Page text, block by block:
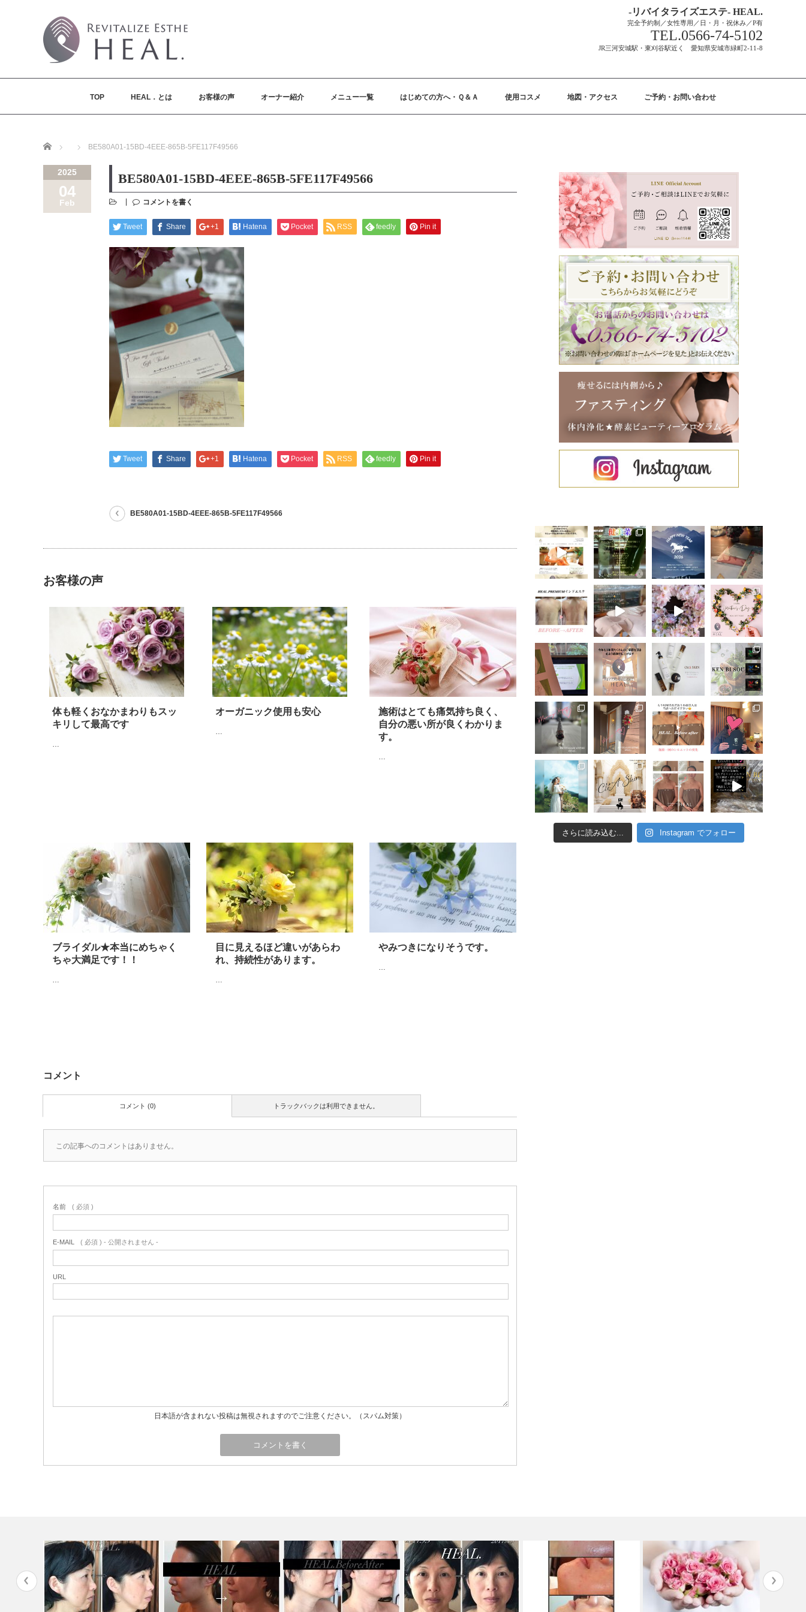
-リバイタライズエステ- HEAL.
完全予約制／女性専用／日・月・祝休み／P有
TEL.0566-74-5102
JR三河安城駅・東刈谷駅近く 愛知県安城市緑町2-11-8
TOP HEAL．とは お客様の声 オーナー紹介 メニュー一覧 はじめての方へ・Ｑ＆Ａ 使用コスメ 地図・アクセス ご予約・お問い合わせ
Home BE580A01-15BD-4EEE-865B-5FE117F49566
2025
04
Feb
BE580A01-15BD-4EEE-865B-5FE117F49566
コメントを書く
Tweet Share +1 Hatena Pocket RSS feedly Pin it
Tweet Share +1 Hatena Pocket RSS feedly Pin it
BE580A01-15BD-4EEE-865B-5FE117F49566
お客様の声
体も軽くおなかまわりもスッ
キリして最高です
…
オーガニック使用も安心
…
施術はとても痛気持ち良く、
自分の悪い所が良くわかりま
す。
…
ブライダル★本当にめちゃく
ちゃ大満足です！！
…
目に見えるほど違いがあらわ
れ、持続性があります。
…
やみつきになりそうです。
…
コメント
トラックバックは利用できません。
コメント (0)
この記事へのコメントはありません。
名前 ( 必須 )
E-MAIL ( 必須 ) - 公開されません -
URL
日本語が含まれない投稿は無視されますのでご注意ください。（スパム対策）
さらに読み込む... Instagram でフォロー